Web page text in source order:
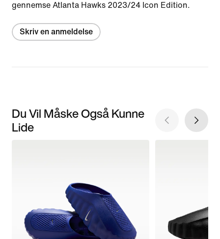
gennemse Atlanta Hawks 2023/24 Icon Edition.
Skriv en anmeldelse
Du Vil Måske Også Kunne
Lide